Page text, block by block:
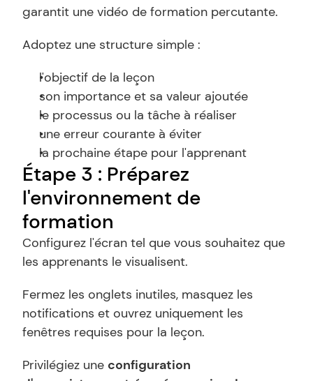
garantit une vidéo de formation percutante.
Adoptez une structure simple :
l'objectif de la leçon
son importance et sa valeur ajoutée
le processus ou la tâche à réaliser
une erreur courante à éviter
la prochaine étape pour l'apprenant
Étape 3 : Préparez
l'environnement de
formation
Configurez l'écran tel que vous souhaitez que
les apprenants le visualisent.
Fermez les onglets inutiles, masquez les
notifications et ouvrez uniquement les
fenêtres requises pour la leçon.
Privilégiez une configuration